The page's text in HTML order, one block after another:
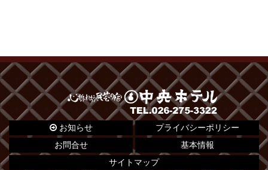
お知らせ
プライバシーポリシー
お問合せ
基本情報
サイトマップ